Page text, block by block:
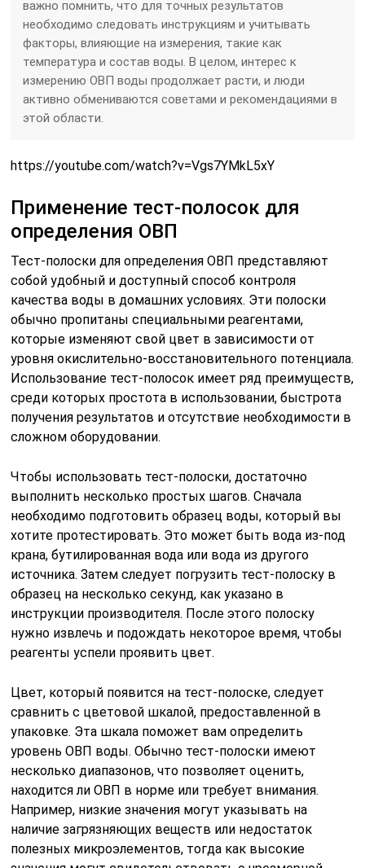
важно помнить, что для точных результатов
необходимо следовать инструкциям и учитывать
факторы, влияющие на измерения, такие как
температура и состав воды. В целом, интерес к
измерению ОВП воды продолжает расти, и люди
активно обмениваются советами и рекомендациями в
этой области.
https://youtube.com/watch?v=Vgs7YMkL5xY
Применение тест-полосок для
определения ОВП
Тест-полоски для определения ОВП представляют
собой удобный и доступный способ контроля
качества воды в домашних условиях. Эти полоски
обычно пропитаны специальными реагентами,
которые изменяют свой цвет в зависимости от
уровня окислительно-восстановительного потенциала.
Использование тест-полосок имеет ряд преимуществ,
среди которых простота в использовании, быстрота
получения результатов и отсутствие необходимости в
сложном оборудовании.
Чтобы использовать тест-полоски, достаточно
выполнить несколько простых шагов. Сначала
необходимо подготовить образец воды, который вы
хотите протестировать. Это может быть вода из-под
крана, бутилированная вода или вода из другого
источника. Затем следует погрузить тест-полоску в
образец на несколько секунд, как указано в
инструкции производителя. После этого полоску
нужно извлечь и подождать некоторое время, чтобы
реагенты успели проявить цвет.
Цвет, который появится на тест-полоске, следует
сравнить с цветовой шкалой, предоставленной в
упаковке. Эта шкала поможет вам определить
уровень ОВП воды. Обычно тест-полоски имеют
несколько диапазонов, что позволяет оценить,
находится ли ОВП в норме или требует внимания.
Например, низкие значения могут указывать на
наличие загрязняющих веществ или недостаток
полезных микроэлементов, тогда как высокие